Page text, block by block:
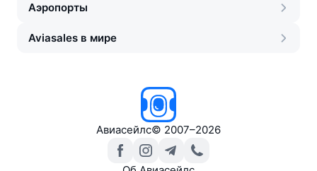
Аэропорты
Aviasales в мире
Авиасейлс© 2007–2026